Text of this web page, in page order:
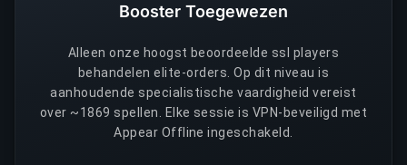
Booster Toegewezen
Alleen onze hoogst beoordeelde ssl players
behandelen elite-orders. Op dit niveau is
aanhoudende specialistische vaardigheid vereist
over ~1869 spellen. Elke sessie is VPN-beveiligd met
Appear Offline ingeschakeld.